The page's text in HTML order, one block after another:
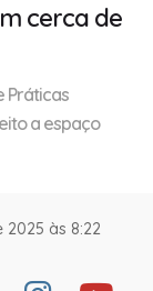
cerca de
Práticas
a espaço
2025 às 8:22